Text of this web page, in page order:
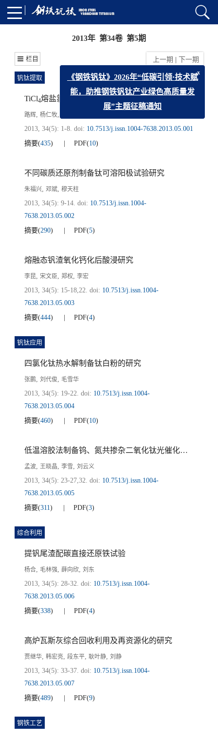
2013年 第34卷 第5期
栏目 上一期 下一期
钒钛提取
TiCl4熔盐氯化炉熔盐体系研究
路辉, 杨仁牧,
2013, 34(5): 1-8. doi: 10.7513/j.issn.1004-7638.2013.05.001
摘要(435) PDF(10)
不同碳质还原剂制备钛可溶阳极试验研究
朱福兴, 邓斌, 穆天柱
2013, 34(5): 9-14. doi: 10.7513/j.issn.1004-
7638.2013.05.002
摘要(290) PDF(5)
熔融态钒渣氧化钙化后酸浸研究
李昆, 宋文臣, 郑权, 李宏
2013, 34(5): 15-18,22. doi: 10.7513/j.issn.1004-
7638.2013.05.003
摘要(444) PDF(4)
钒钛应用
四氯化钛热水解制备钛白粉的研究
张鹏, 刘代俊, 毛雪华
2013, 34(5): 19-22. doi: 10.7513/j.issn.1004-
7638.2013.05.004
摘要(460) PDF(10)
低温溶胶法制备钨、氮共掺杂二氧化钛光催化剂的研究
孟波, 王晓晶, 李雪, 刘云义
2013, 34(5): 23-27,32. doi: 10.7513/j.issn.1004-
7638.2013.05.005
摘要(311) PDF(3)
综合利用
提钒尾渣配碳直接还原铁试验
杨合, 毛林强, 薛向欣, 刘东
2013, 34(5): 28-32. doi: 10.7513/j.issn.1004-
7638.2013.05.006
摘要(338) PDF(4)
高炉瓦斯灰综合回收利用及再资源化的研究
贾继华, 韩宏亮, 段东平, 耿叶静, 刘静
2013, 34(5): 33-37. doi: 10.7513/j.issn.1004-
7638.2013.05.007
摘要(489) PDF(9)
钢铁工艺
x
《钢铁钒钛》2026年“低碳引领·技术赋
能，助推钢铁钒钛产业绿色高质量发